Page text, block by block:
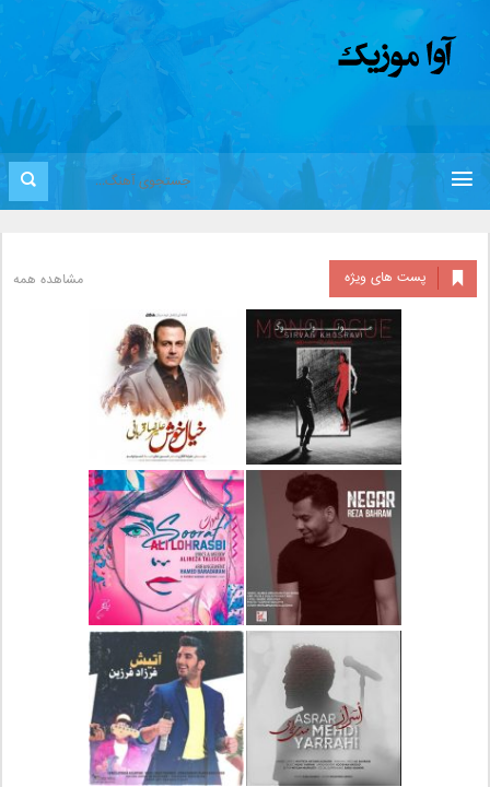
پست های ویژه مشاهده همه
دانلود آلبوم جدید سیروان
خسروی بنام مونولوگ
دانلود آهنگ جدید علیرضا
قربانی بنام خیال خوش
دانلود آهنگ جدید رضا
بهرام بنام نگار
دانلود آهنگ جدید علی
لهراسبی بنام صورت